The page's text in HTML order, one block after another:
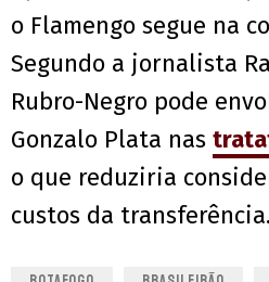
o Flamengo segue na
Segundo a jornalista
Rubro-Negro pode
Gonzalo Plata nas
o que reduziria
custos da transferência.